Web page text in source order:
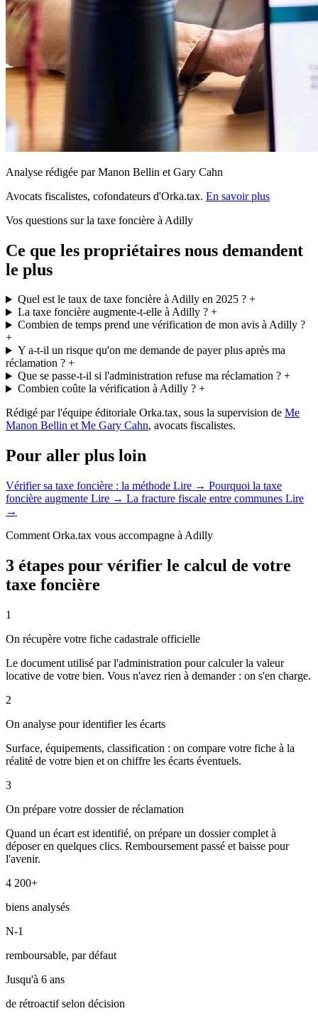
Analyse rédigée par Manon Bellin et Gary Cahn
Avocats fiscalistes, cofondateurs d'Orka.tax. En savoir plus
Vos questions sur la taxe foncière à Adilly
Ce que les propriétaires nous demandent
le plus
Quel est le taux de taxe foncière à Adilly en 2025 ?+
La taxe foncière augmente-t-elle à Adilly ?+
Combien de temps prend une vérification de mon avis à Adilly ?
+
Y a-t-il un risque qu'on me demande de payer plus après ma
réclamation ? +
Que se passe-t-il si l'administration refuse ma réclamation ?+
Combien coûte la vérification à Adilly ?+
Rédigé par l'équipe éditoriale Orka.tax, sous la supervision de Me
Manon Bellin et Me Gary Cahn, avocats fiscalistes.
Pour aller plus loin
Vérifier sa taxe foncière : la méthode Lire → Pourquoi la taxe
foncière augmente Lire → La fracture fiscale entre communes Lire
→
Comment Orka.tax vous accompagne à Adilly
3 étapes pour vérifier le calcul de votre
taxe foncière
1
On récupère votre fiche cadastrale officielle
Le document utilisé par l'administration pour calculer la valeur
locative de votre bien. Vous n'avez rien à demander : on s'en charge.
2
On analyse pour identifier les écarts
Surface, équipements, classification : on compare votre fiche à la
réalité de votre bien et on chiffre les écarts éventuels.
3
On prépare votre dossier de réclamation
Quand un écart est identifié, on prépare un dossier complet à
déposer en quelques clics. Remboursement passé et baisse pour
l'avenir.
4 200+
biens analysés
N-1
remboursable, par défaut
Jusqu'à 6 ans
de rétroactif selon décision